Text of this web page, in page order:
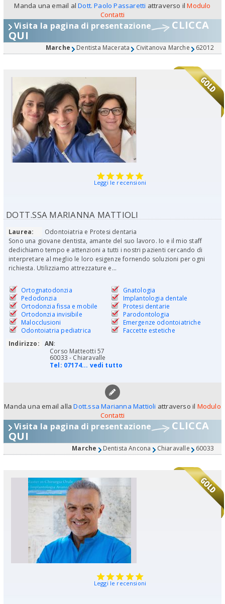
Manda una email alDott. Paolo Passaretti attraverso ilModulo
Contatti
Visita la pagina di presentazione CLICCA
QUI
Marche Dentista Macerata Civitanova Marche 62012
Leggi le recensioni
DOTT.SSA MARIANNA MATTIOLI
Laurea:
Odontoiatria e Protesi dentaria
Sono una giovane dentista, amante del suo lavoro. Io e il mio staff
dedichiamo tempo e attenzioni a tutti i nostri pazienti cercando di
interpretare al meglio le loro esigenze fornendo soluzioni per ogni
richiesta. Utilizziamo attrezzature e...
Ortognatodonzia
Pedodonzia
Ortodonzia fissa e mobile
Ortodonzia invisibile
Malocclusioni
Odontoiatria pediatrica
Gnatologia
Implantologia dentale
Protesi dentarie
Parodontologia
Emergenze odontoiatriche
Faccette estetiche
Indirizzo:
AN:
Corso Matteotti 57
60033 - Chiaravalle
Tel: 07174... vedi tutto
Manda una email allaDott.ssa Marianna Mattioli attraverso il Modulo
Contatti
Visita la pagina di presentazione CLICCA
QUI
Marche Dentista Ancona Chiaravalle 60033
Leggi le recensioni